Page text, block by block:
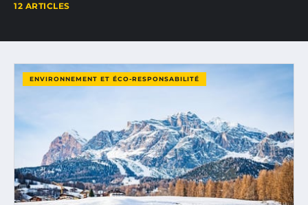
12 ARTICLES
ENVIRONNEMENT ET ÉCO-RESPONSABILITÉ